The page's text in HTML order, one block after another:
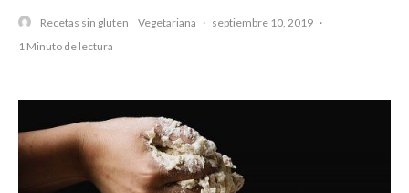
Recetas sin gluten Vegetariana · septiembre 10, 2019 ·
1 Minuto de lectura